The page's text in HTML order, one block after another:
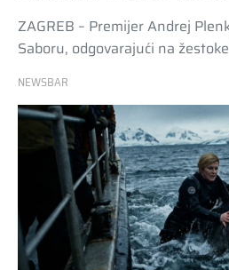
ZAGREB – Premijer Andrej
Saboru, odgovarajući na
NEWSBAR